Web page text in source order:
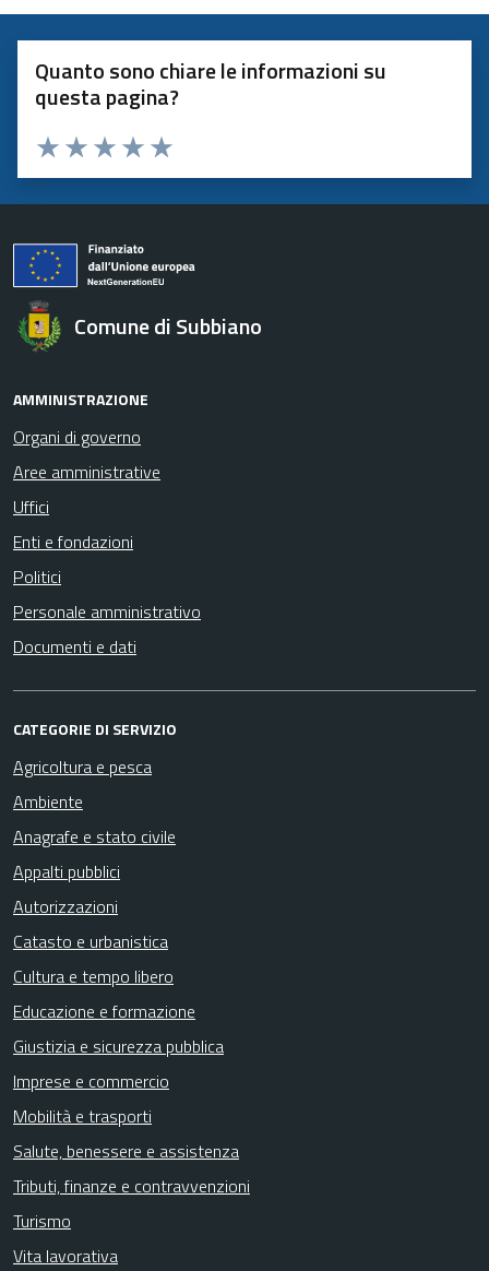
Quanto sono chiare le informazioni su
questa pagina?
Valuta 5 stelle su 5
Valuta 4 stelle su 5
Valuta 3 stelle su 5
Valuta 2 stelle su 5
Valuta 1 stelle su 5
Comune di Subbiano
AMMINISTRAZIONE
Organi di governo
Aree amministrative
Uffici
Enti e fondazioni
Politici
Personale amministrativo
Documenti e dati
CATEGORIE DI SERVIZIO
Agricoltura e pesca
Ambiente
Anagrafe e stato civile
Appalti pubblici
Autorizzazioni
Catasto e urbanistica
Cultura e tempo libero
Educazione e formazione
Giustizia e sicurezza pubblica
Imprese e commercio
Mobilità e trasporti
Salute, benessere e assistenza
Tributi, finanze e contravvenzioni
Turismo
Vita lavorativa